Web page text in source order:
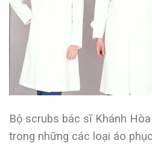
Bộ scrubs bác sĩ Khánh
trong những các loại áo